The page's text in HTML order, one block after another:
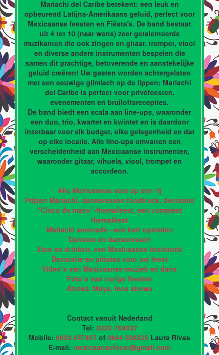
Mariachi del Caribe betekent: een leuk en
opbeurend Latijns-Amerikaans geluid, perfect voor
Mexicaanse feesten en Fiësta's. De band bestaat
uit 4 tot 10 (naar wens) zeer getalenteerde
muzikanten die ook zingen en gitaar, trompet, viool
en diverse andere instrumenten bespelen die
samen dit prachtige, betoverende en aanstekelijke
geluid creëren! Uw gasten worden achtergelaten
met een eeuwige glimlach op de lippen; Mariachi
del Caribe is perfect voor privéfeesten,
evenementen en bruiloftsrecepties.
De band biedt een scala aan line-ups, waaronder
een duo, trio, kwartet en kwintet en is daardoor
inzetbaar voor elk budget, elke gelegenheid en dat
op elke locatie. Alle line-ups omvatten een
verscheidenheid aan Mexicaanse instrumenten,
waaronder gitaar, vihuela, viool, trompet en
accordeon.
Alle Mexicaanse acts op een rij
Prijzen Mariachi, danseressen foodtruck, decoratie
“Cinco de mayo”-themafeest, een compleet
themafeest
Mariachi serenade –een kort optreden
Dansers en danseressen
Eten en drinken, een Mexicaanse foodtruck
Decoratie en piñatas voor uw feest
Video’s van Mexicaanse muziek en dans
Foto’s van vorige feesten
Azteka, Maya, Inca shows
Contact vanuit Nederland
Tel: 0320 769037
Mobile: 0629 457407 of 0644 508525 Laura Rivas
E-mail: mexicaansefeest@gmail.com